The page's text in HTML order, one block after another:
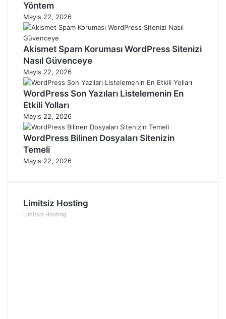
Yöntem
Mayıs 22, 2026
Akismet Spam Koruması WordPress Sitenizi
Nasıl Güvenceye
Mayıs 22, 2026
WordPress Son Yazıları Listelemenin En
Etkili Yolları
Mayıs 22, 2026
WordPress Bilinen Dosyaları Sitenizin
Temeli
Mayıs 22, 2026
Limitsiz Hosting
Limitsiz Hosting